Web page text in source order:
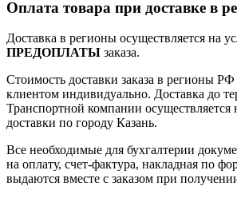
Оплата товара при доставке в
Доставка в регионы осуществляется на
ПРЕДОПЛАТЫ заказа.
Стоимость доставки заказа в регионы РФ
клиентом индивидуально. Доставка до
Транспортной компании осуществляется
доставки по городу Казань.
Все необходимые для бухгалтерии
на оплату, счет-фактура, накладная по
выдаются вместе с заказом при